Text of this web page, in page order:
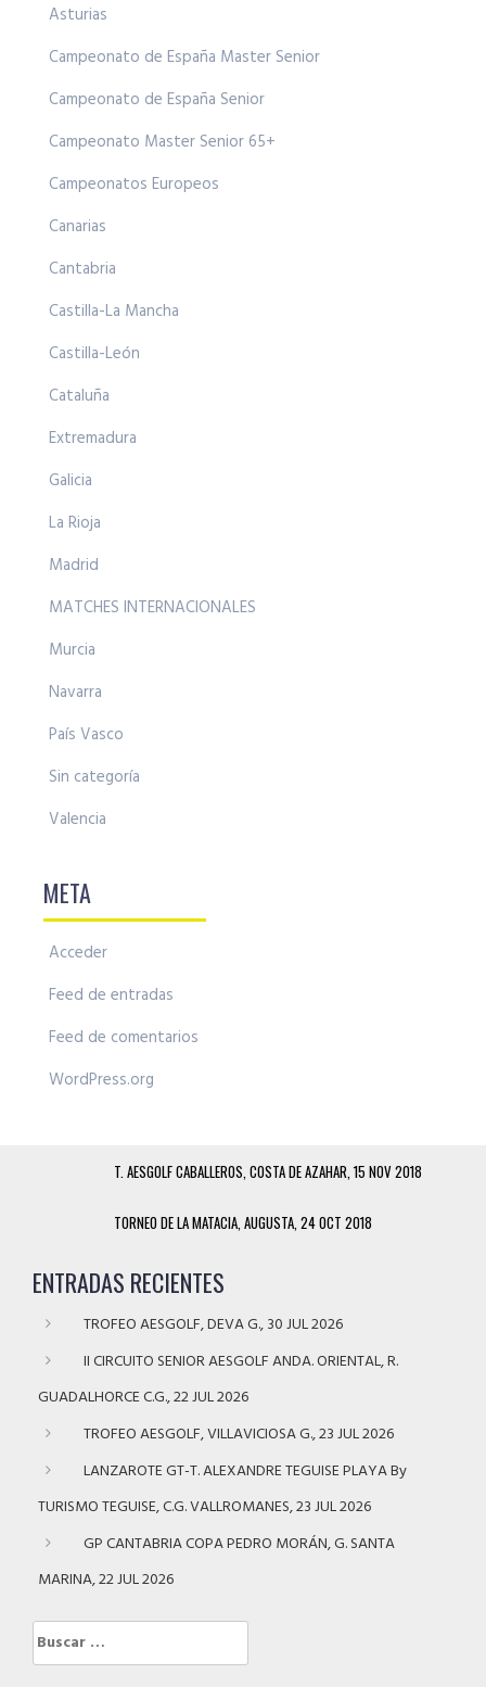
Asturias
Campeonato de España Master Senior
Campeonato de España Senior
Campeonato Master Senior 65+
Campeonatos Europeos
Canarias
Cantabria
Castilla-La Mancha
Castilla-León
Cataluña
Extremadura
Galicia
La Rioja
Madrid
MATCHES INTERNACIONALES
Murcia
Navarra
País Vasco
Sin categoría
Valencia
META
Acceder
Feed de entradas
Feed de comentarios
WordPress.org
T. AESGOLF CABALLEROS, COSTA DE AZAHAR, 15 NOV 2018
TORNEO DE LA MATACIA, AUGUSTA, 24 OCT 2018
ENTRADAS RECIENTES
TROFEO AESGOLF, DEVA G., 30 JUL 2026
II CIRCUITO SENIOR AESGOLF ANDA. ORIENTAL, R.
GUADALHORCE C.G., 22 JUL 2026
TROFEO AESGOLF, VILLAVICIOSA G., 23 JUL 2026
LANZAROTE GT-T. ALEXANDRE TEGUISE PLAYA By
TURISMO TEGUISE, C.G. VALLROMANES, 23 JUL 2026
GP CANTABRIA COPA PEDRO MORÁN, G. SANTA
MARINA, 22 JUL 2026
Buscar: